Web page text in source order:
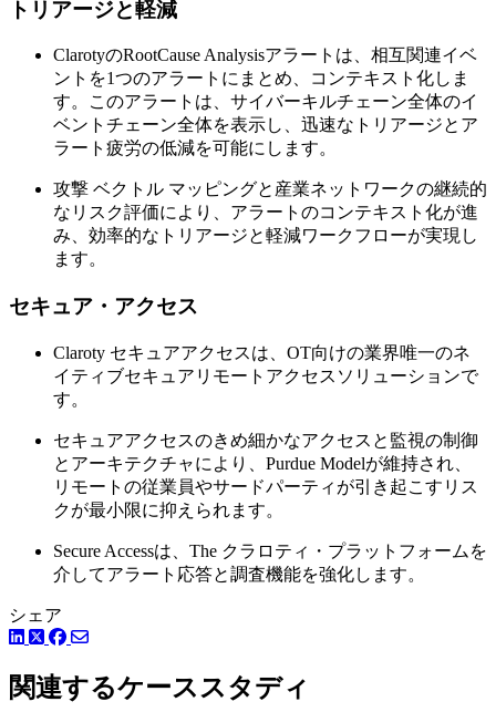
トリアージと軽減
ClarotyのRootCause Analysisアラートは、相互関連イベ
ントを1つのアラートにまとめ、コンテキスト化しま
す。このアラートは、サイバーキルチェーン全体のイ
ベントチェーン全体を表示し、迅速なトリアージとア
ラート疲労の低減を可能にします。
攻撃 ベクトル マッピングと産業ネットワークの継続的
なリスク評価により、アラートのコンテキスト化が進
み、効率的なトリアージと軽減ワークフローが実現し
ます。
セキュア・アクセス
Claroty セキュアアクセスは、OT向けの業界唯一のネ
イティブセキュアリモートアクセスソリューションで
す。
セキュアアクセスのきめ細かなアクセスと監視の制御
とアーキテクチャにより、Purdue Modelが維持され、
リモートの従業員やサードパーティが引き起こすリス
クが最小限に抑えられます。
Secure Accessは、The クラロティ・プラットフォームを
介してアラート応答と調査機能を強化します。
シェア
LinkedIn
ツイッター
Facebook
関連するケーススタディ